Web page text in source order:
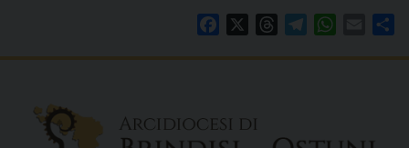
FacebookThreadsTelegram Email